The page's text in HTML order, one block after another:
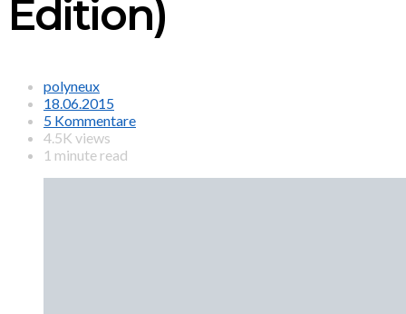
Edition)
polyneux
18.06.2015
5 Kommentare
4.5K views
1 minute read